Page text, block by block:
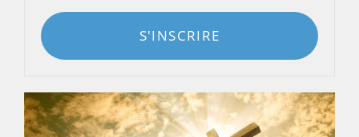
S'INSCRIRE